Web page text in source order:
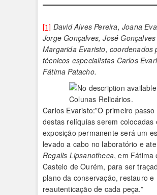
[1] David Alves Pereira, Joana
Jorge Gonçalves, José
Margarida Evaristo, coordenados
técnicos especialistas Carlos
Fátima Patacho.
Colunas Relicários.
Carlos Evaristo:”O primeiro
destas relíquias serem colocadas
exposição permanente será um
levado a cabo no laboratório e
Regalis Lipsanotheca, em Fátima
Castelo de Ourém, para ser
plano da conservação, restauro e
reautenticação de cada peça.”